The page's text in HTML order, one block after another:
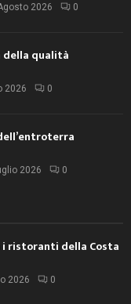
2026 0
della qualità
2026 0
2026 0
i ristoranti della Costa
2026 0